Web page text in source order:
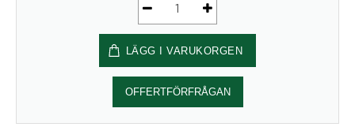
Elektriskt
stativ
Bredd
196
cm
|
LÄGG I VARUKORGEN
OFFERTFÖRFRÅGAN